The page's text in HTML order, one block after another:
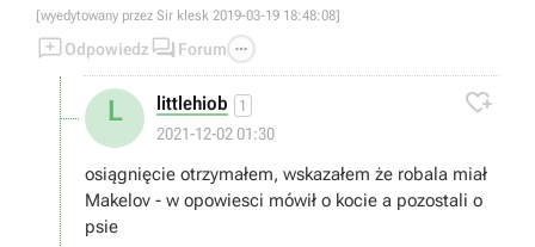
opisalem moglby prowadzic do odblokowania lub
zamkniecia jakiegos nowego zadania w przyszlosci?
[wyedytowany przez Sir klesk 2019-03-19 18:48:08]
Odpowiedz  Forum 
L littlehiob 1
2021-12-02 01:30

osiągnięcie otrzymałem, wskazałem że robala miał
Makelov - w opowiesci mówił o kocie a pozostali o
psie